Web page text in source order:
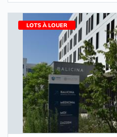
LOTS À LOUER